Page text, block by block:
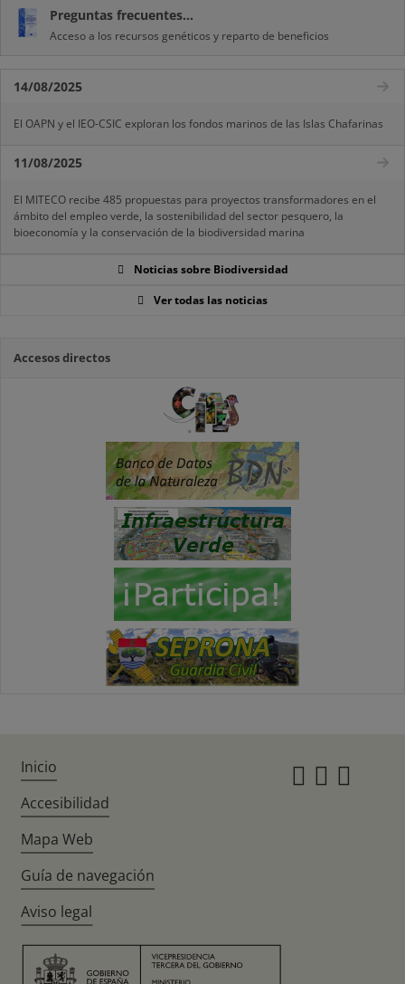
Preguntas frecuentes...
Acceso a los recursos genéticos y reparto de beneficios
14/08/2025
El OAPN y el IEO-CSIC exploran los fondos marinos de las Islas Chafarinas
11/08/2025
El MITECO recibe 485 propuestas para proyectos transformadores en el
ámbito del empleo verde, la sostenibilidad del sector pesquero, la
bioeconomía y la conservación de la biodiversidad marina
Noticias sobre Biodiversidad
Ver todas las noticias
Accesos directos
Inicio
Accesibilidad
Mapa Web
Guía de navegación
Aviso legal